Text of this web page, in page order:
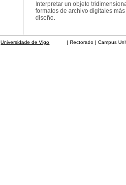
Interpretar un objeto
formatos de archivo digitales
diseño.
Universidade de Vigo | Rectorado | Campus